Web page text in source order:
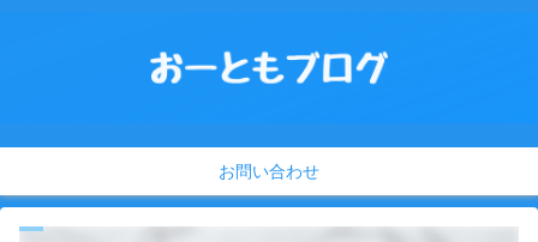
お問い合わせ